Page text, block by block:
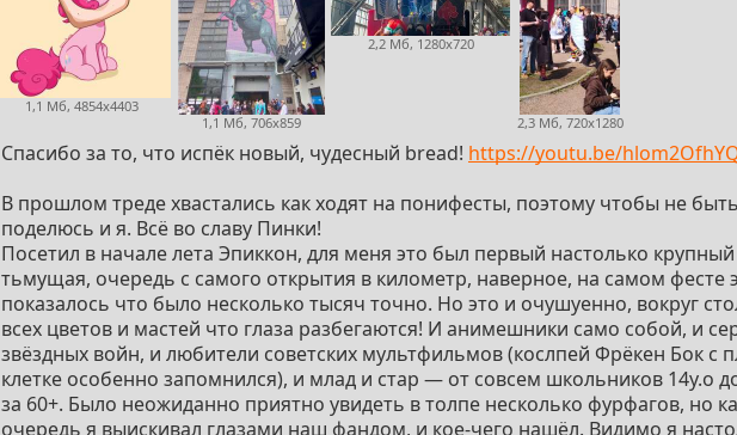
1,1 Мб, 4854x4403
1,1 Мб, 706x859
2,2 Мб, 1280x720
2,3 Мб, 720x1280
Спасибо за то, что испёк новый, чудесный bread! https://youtu.be/
В прошлом треде хвастались как ходят на понифесты, поэтому чтобы не
поделюсь и я. Всё во славу Пинки!
Посетил в начале лета Эпиккон, для меня это был первый настолько
тьмущая, очередь с самого открытия в километр, наверное, на самом фесте
показалось что было несколько тысяч точно. Но это и очушуенно, вокруг
всех цветов и мастей что глаза разбегаются! И анимешники само собой, и
звёздных войн, и любители советских мультфильмов (кослпей Фрёкен Бок
клетке особенно запомнился), и млад и стар — от совсем школьников 14y.o
за 60+. Было неожиданно приятно увидеть в толпе несколько фурфагов, но
очередь я выискивал глазами наш фандом, и кое-чего нашёл. Видимо я